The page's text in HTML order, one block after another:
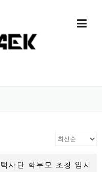
사단 학부모 초청 입시